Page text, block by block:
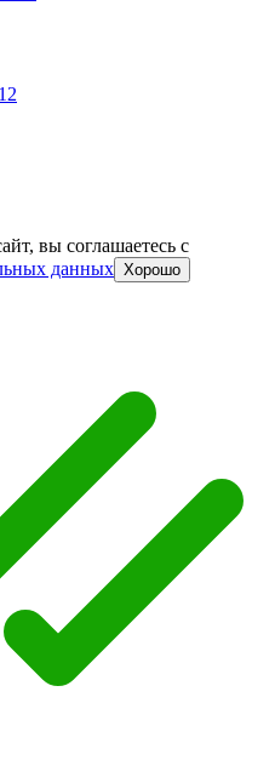
вы соглашаетесь c
данных Хорошо